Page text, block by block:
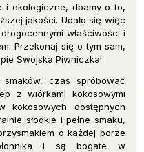
i ekologiczne, dbamy o to,
jakości. Udało się więc
właściwości i
Przekonaj się o tym sam,
Swojska Piwniczka!
czas spróbować
z wiórkami kokosowymi
kokosowych dostępnych
słodkie i pełne smaku,
o każdej porze
i są bogate w